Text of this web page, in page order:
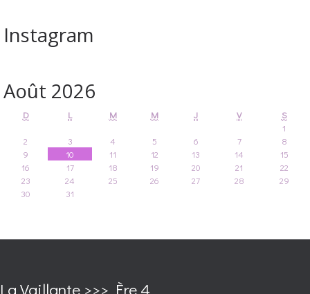
Instagram
Août 2026
D L M M J V
S
1
2
3 4 5 6 7
8
9
10 11 12 13 14
15
16
17 18 19 20 21
22
23
24 25 26 27 28
29
30
31
La Vaillante >>> Ère 4